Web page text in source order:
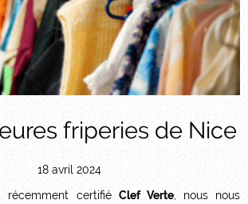
friperies de Nice
18 avril 2024
, récemment certifié Clef Verte, nous nous